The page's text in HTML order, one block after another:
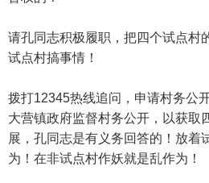
请孔同志积极履职，把四个试点村
试点村搞事情！
拨打12345热线追问，申请村务公
大营镇政府监督村务公开，以获取
展，孔同志是有义务回答的！放着
为！在非试点村作妖就是乱作为！